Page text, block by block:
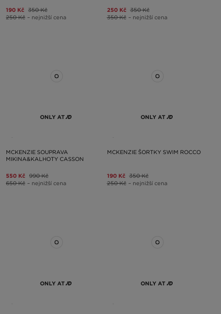
190 Kč 350 Kč
250 Kč – nejnižší cena
250 Kč 350 Kč
350 Kč – nejnižší cena
ONLY AT
MCKENZIE SOUPRAVA
MIKINA&KALHOTY CASSON
550 Kč 990 Kč
650 Kč – nejnižší cena
ONLY AT
MCKENZIE ŠORTKY SWIM ROCCO
190 Kč 350 Kč
250 Kč – nejnižší cena
ONLY AT ONLY AT